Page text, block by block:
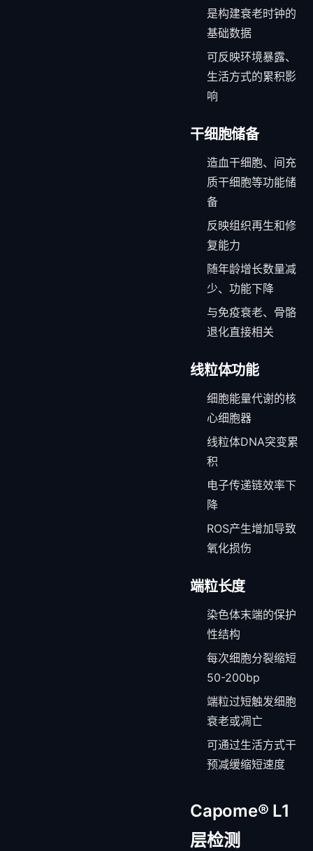
是构建衰老时钟的
基础数据
可反映环境暴露、
生活方式的累积影
响
干细胞储备
造血干细胞、间充
质干细胞等功能储
备
反映组织再生和修
复能力
随年龄增长数量减
少、功能下降
与免疫衰老、骨骼
退化直接相关
线粒体功能
细胞能量代谢的核
心细胞器
线粒体DNA突变累
积
电子传递链效率下
降
ROS产生增加导致
氧化损伤
端粒长度
染色体末端的保护
性结构
每次细胞分裂缩短
50-200bp
端粒过短触发细胞
衰老或凋亡
可通过生活方式干
预减缓缩短速度
Capome® L1
层检测